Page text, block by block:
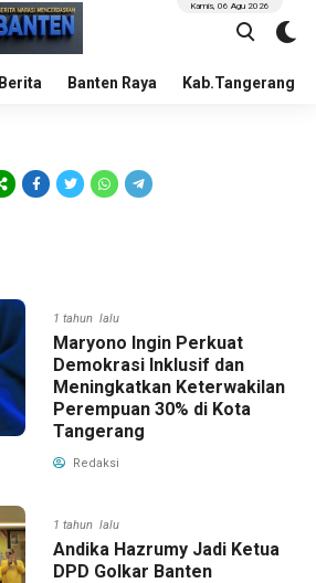
Berita Banten Raya Kab.Tangerang
Kamis, 06 Agu 2026
1 tahun lalu
Maryono Ingin Perkuat
Demokrasi Inklusif dan
Meningkatkan Keterwakilan
Perempuan 30% di Kota
Tangerang
Redaksi
1 tahun lalu
Andika Hazrumy Jadi Ketua
DPD Golkar Banten